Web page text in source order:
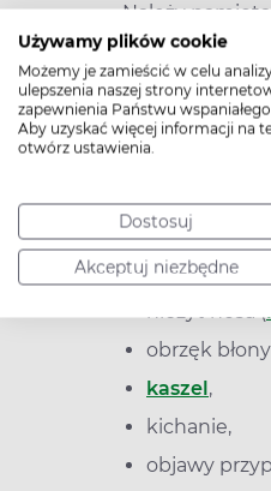
Używamy plików cookie
Możemy je zamieścić w celu
ulepszenia naszej strony
zapewnienia Państwu
Aby uzyskać więcej informacji na
otwórz ustawienia.
Dostosuj
Akceptuj niezbędne
Należy
okiem.
nimi przez
powodujących
grzybów a
Jak już
układów.
nieżyt nosa (
obrzęk
kaszel,
kichanie,
objawy